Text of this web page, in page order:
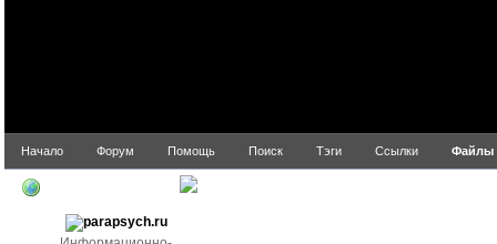
Начало Форум Помощь Поиск Тэги Ссылки Файлы